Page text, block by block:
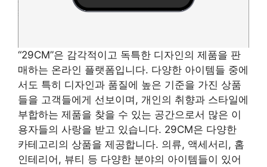
“29CM”은 감각적이고 독특한 디자인의 제품을 판
매하는 온라인 플랫폼입니다. 다양한 아이템들 중에
서도 특히 디자인과 품질에 높은 기준을 가진 상품
들을 고객들에게 선보이며, 개인의 취향과 스타일에
부합하는 제품을 찾을 수 있는 공간으로서 많은 이
용자들의 사랑을 받고 있습니다. 29CM은 다양한
카테고리의 상품을 제공합니다. 의류, 액세서리, 홈
인테리어, 뷰티 등 다양한 분야의 아이템들이 있어